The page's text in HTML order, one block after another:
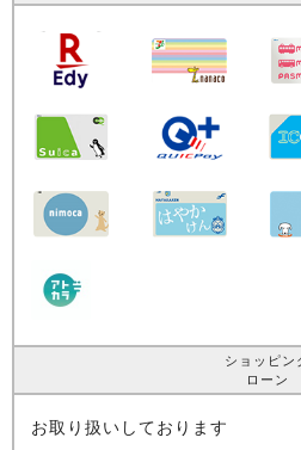
ショッピン
ローン
お取り扱いしております